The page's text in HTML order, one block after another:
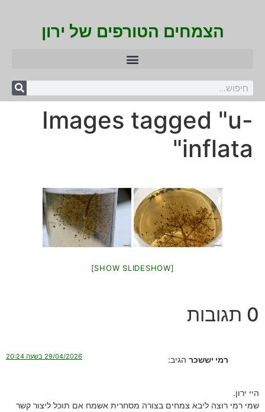
הצמחים הטורפים של ירון
Images tagged "u-
inflata"
[SHOW SLIDESHOW]
0 תגובות
רמי יששכר הגיב: 29/04/2026 בשעה 20:24
היי ירון.
שמי רמי רוצה ליבא צמחים בצורה מסחרית אשמח אם תוכל ליצור קשר